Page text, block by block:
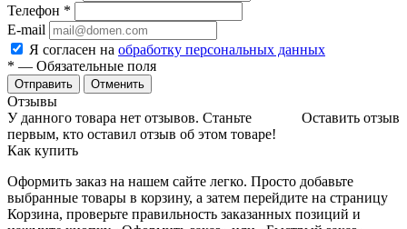
Телефон *
E-mail
Я согласен на обработку персональных данных
* — Обязательные поля
Отменить
Отзывы
Оставить отзыв
У данного товара нет отзывов. Станьте
первым, кто оставил отзыв об этом товаре!
Как купить
Оформить заказ на нашем сайте легко. Просто добавьте
выбранные товары в корзину, а затем перейдите на страницу
Корзина, проверьте правильность заказанных позиций и